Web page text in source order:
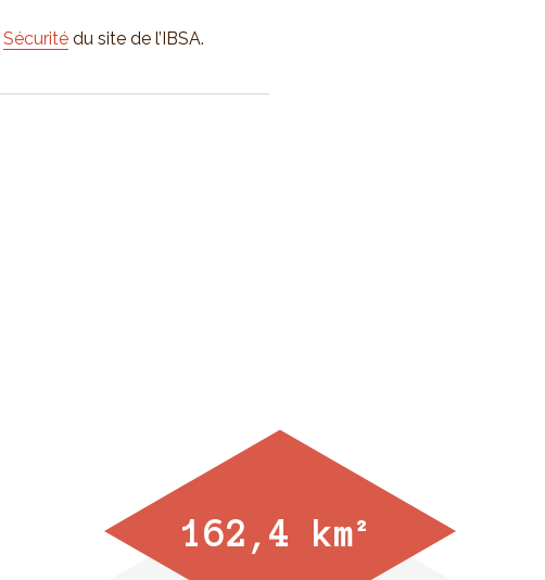
Sécurité du site de l’IBSA.
162,4 km²